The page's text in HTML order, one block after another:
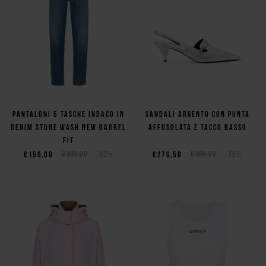
Pantaloni 5 tasche indaco in
denim stone wash new barrel
fit
€300,00 -50%
€150,00
Sandali argento con punta
affusolata e tacco basso
€395,00 -30%
€276,50